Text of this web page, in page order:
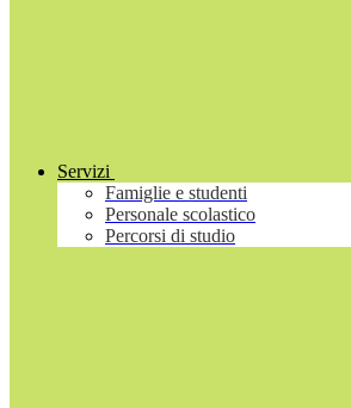
Servizi
Famiglie e studenti
Personale scolastico
Percorsi di studio